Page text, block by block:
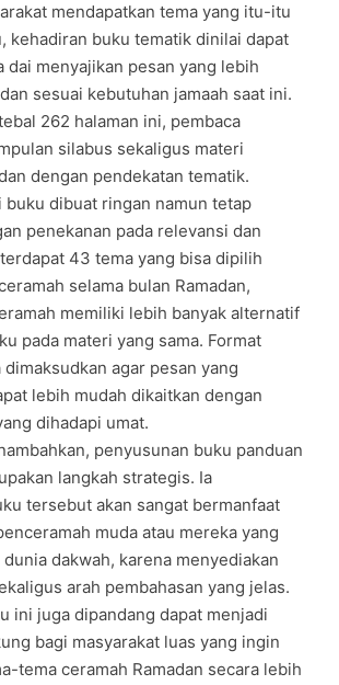
mendapatkan tema yang itu-itu
kehadiran buku tematik dinilai dapat
dai menyajikan pesan yang lebih
sesuai kebutuhan jamaah saat ini.
262 halaman ini, pembaca
silabus sekaligus materi
dengan pendekatan tematik.
buku dibuat ringan namun tetap
penekanan pada relevansi dan
43 tema yang bisa dipilih
selama bulan Ramadan,
memiliki lebih banyak alternatif
pada materi yang sama. Format
agar pesan yang
lebih mudah dikaitkan dengan
dihadapi umat.
penyusunan buku panduan
langkah strategis. Ia
tersebut akan sangat bermanfaat
muda atau mereka yang
dakwah, karena menyediakan
arah pembahasan yang jelas.
ini juga dipandang dapat menjadi
bagi masyarakat luas yang ingin
tema ceramah Ramadan secara lebih